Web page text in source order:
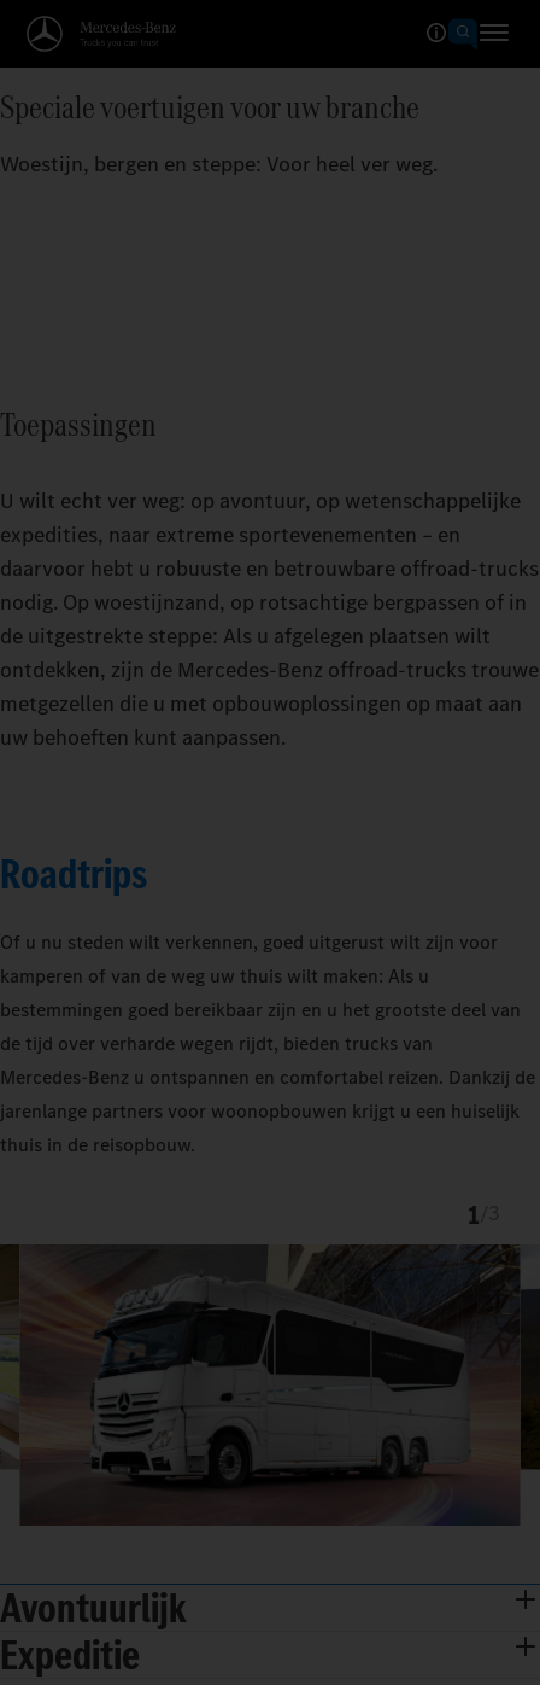
Speciale voertuigen voor uw branche
Woestijn, bergen en steppe: Voor heel ver weg.
Toepassingen
U wilt echt ver weg: op avontuur, op wetenschappelijke
expedities, naar extreme sportevenementen – en
daarvoor hebt u robuuste en betrouwbare offroad-trucks
nodig. Op woestijnzand, op rotsachtige bergpassen of in
de uitgestrekte steppe: Als u afgelegen plaatsen wilt
ontdekken, zijn de Mercedes-Benz offroad-trucks trouwe
metgezellen die u met opbouwoplossingen op maat aan
uw behoeften kunt aanpassen.
Roadtrips
Of u nu steden wilt verkennen, goed uitgerust wilt zijn voor
kamperen of van de weg uw thuis wilt maken: Als u
bestemmingen goed bereikbaar zijn en u het grootste deel van
de tijd over verharde wegen rijdt, bieden trucks van
Mercedes‑Benz u ontspannen en comfortabel reizen. Dankzij de
jarenlange partners voor woonopbouwen krijgt u een huiselijk
thuis in de reisopbouw.
1
Avontuurlijk
Expeditie